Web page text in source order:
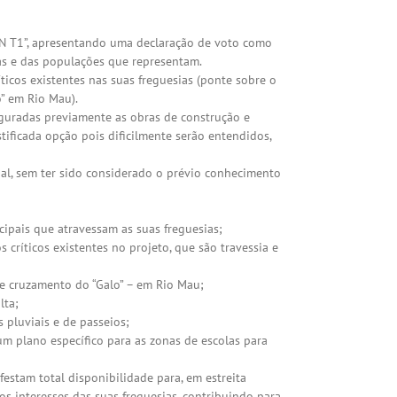
T1”, apresentando uma declaração de voto como
e das populações que representam.
existentes nas suas freguesias (ponte sobre o
em Rio Mau).
previamente as obras de construção e
opção pois dificilmente serão entendidos,
sem ter sido considerado o prévio conhecimento
que atravessam as suas freguesias;
críticos existentes no projeto, que são travessia e
do “Galo” – em Rio Mau;
pluviais e de passeios;
plano específico para as zonas de escolas para
total disponibilidade para, em estreita